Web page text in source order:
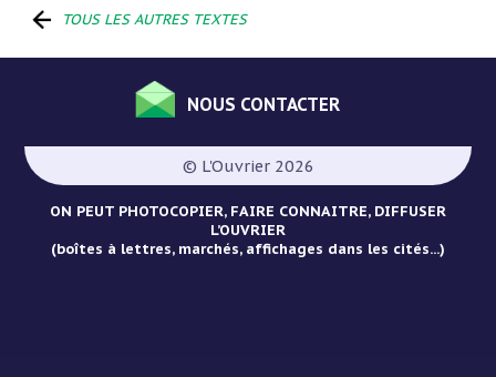
TOUS LES AUTRES TEXTES
Pied
de
page
NOUS CONTACTER
© L'Ouvrier 2026
ON PEUT PHOTOCOPIER, FAIRE CONNAITRE, DIFFUSER
L’OUVRIER
(boîtes à lettres, marchés, affichages dans les cités...)